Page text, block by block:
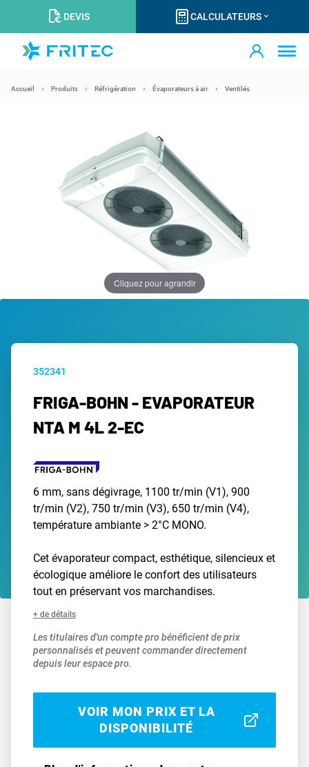
DEVIS CALCULATEURS
Accueil Produits Réfrigération Évaporateurs à air Ventilés
Cliquez pour agrandir
352341
FRIGA-BOHN - EVAPORATEUR
NTA M 4L 2-EC
6 mm, sans dégivrage, 1100 tr/min (V1), 900
tr/min (V2), 750 tr/min (V3), 650 tr/min (V4),
température ambiante > 2°C MONO.
Cet évaporateur compact, esthétique, silencieux et
écologique améliore le confort des utilisateurs
tout en préservant vos marchandises.
+ de détails
Les titulaires d'un compte pro bénéficient de prix
personnalisés et peuvent commander directement
depuis leur espace pro.
VOIR MON PRIX ET LA
DISPONIBILITÉ